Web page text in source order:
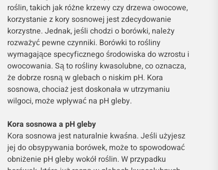
roślin, takich jak różne krzewy czy drzewa owocowe,
korzystanie z kory sosnowej jest zdecydowanie
korzystne. Jednak, jeśli chodzi o borówki, należy
rozważyć pewne czynniki. Borówki to rośliny
wymagające specyficznego środowiska do wzrostu i
owocowania. Są to rośliny kwasolubne, co oznacza,
że dobrze rosną w glebach o niskim pH. Kora
sosnowa, chociaż jest doskonała w utrzymaniu
wilgoci, może wpływać na pH gleby.
Kora sosnowa a pH gleby
Kora sosnowa jest naturalnie kwaśna. Jeśli użyjesz
jej do obsypywania borówek, może to spowodować
obniżenie pH gleby wokół roślin. W przypadku